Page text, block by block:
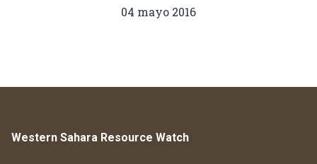
04 mayo 2016
Western Sahara Resource Watch